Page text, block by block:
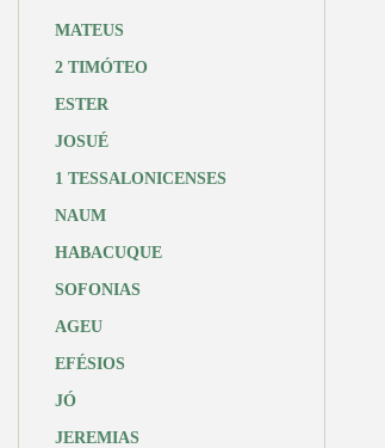
MATEUS
2 TIMÓTEO
ESTER
JOSUÉ
1 TESSALONICENSES
NAUM
HABACUQUE
SOFONIAS
AGEU
EFÉSIOS
JÓ
JEREMIAS